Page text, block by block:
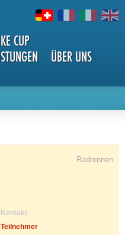
CUP
ÜBER UNS
Radrennen
Kontakt
Teilnehmer